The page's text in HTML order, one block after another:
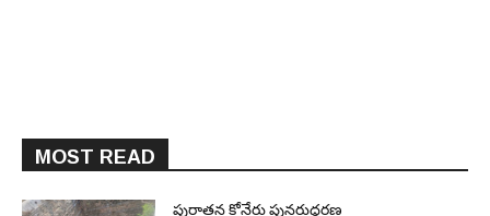
MOST READ
పురాత‌న కోనేరు పున‌రుద్ధ‌ర‌ణ